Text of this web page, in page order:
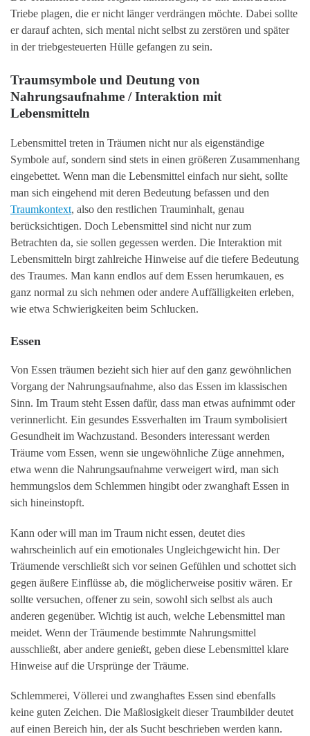
Triebe plagen, die er nicht länger verdrängen möchte. Dabei sollte
er darauf achten, sich mental nicht selbst zu zerstören und später
in der triebgesteuerten Hülle gefangen zu sein.
Traumsymbole und Deutung von
Nahrungsaufnahme / Interaktion mit
Lebensmitteln
Lebensmittel treten in Träumen nicht nur als eigenständige
Symbole auf, sondern sind stets in einen größeren Zusammenhang
eingebettet. Wenn man die Lebensmittel einfach nur sieht, sollte
man sich eingehend mit deren Bedeutung befassen und den
Traumkontext, also den restlichen Trauminhalt, genau
berücksichtigen. Doch Lebensmittel sind nicht nur zum
Betrachten da, sie sollen gegessen werden. Die Interaktion mit
Lebensmitteln birgt zahlreiche Hinweise auf die tiefere Bedeutung
des Traumes. Man kann endlos auf dem Essen herumkauen, es
ganz normal zu sich nehmen oder andere Auffälligkeiten erleben,
wie etwa Schwierigkeiten beim Schlucken.
Essen
Von Essen träumen bezieht sich hier auf den ganz gewöhnlichen
Vorgang der Nahrungsaufnahme, also das Essen im klassischen
Sinn. Im Traum steht Essen dafür, dass man etwas aufnimmt oder
verinnerlicht. Ein gesundes Essverhalten im Traum symbolisiert
Gesundheit im Wachzustand. Besonders interessant werden
Träume vom Essen, wenn sie ungewöhnliche Züge annehmen,
etwa wenn die Nahrungsaufnahme verweigert wird, man sich
hemmungslos dem Schlemmen hingibt oder zwanghaft Essen in
sich hineinstopft.
Kann oder will man im Traum nicht essen, deutet dies
wahrscheinlich auf ein emotionales Ungleichgewicht hin. Der
Träumende verschließt sich vor seinen Gefühlen und schottet sich
gegen äußere Einflüsse ab, die möglicherweise positiv wären. Er
sollte versuchen, offener zu sein, sowohl sich selbst als auch
anderen gegenüber. Wichtig ist auch, welche Lebensmittel man
meidet. Wenn der Träumende bestimmte Nahrungsmittel
ausschließt, aber andere genießt, geben diese Lebensmittel klare
Hinweise auf die Ursprünge der Träume.
Schlemmerei, Völlerei und zwanghaftes Essen sind ebenfalls
keine guten Zeichen. Die Maßlosigkeit dieser Traumbilder deutet
auf einen Bereich hin, der als Sucht beschrieben werden kann.